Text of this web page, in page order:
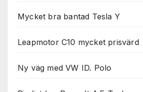
Mycket bra bantad Tesla Y
Leapmotor C10 mycket prisvärd
Ny väg med VW ID. Polo